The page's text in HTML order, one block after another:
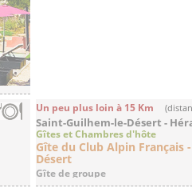
Un peu plus loin à 15 Km
Saint-Guilhem-le-Désert -
Gîtes et Chambres d'hôte
Gîte du Club Alpin Français
Désert
Gîte de groupe